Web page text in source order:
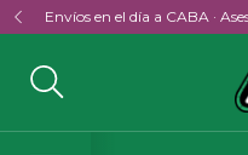
Envíos en el día a CABA ·